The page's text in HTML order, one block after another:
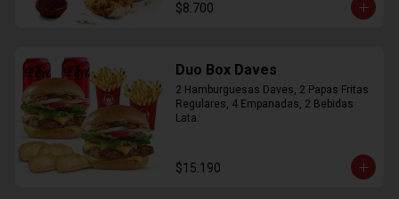
$8.700
Duo Box Daves
2 Hamburguesas Daves, 2 Papas Fritas
Regulares, 4 Empanadas, 2 Bebidas
Lata.
$15.190